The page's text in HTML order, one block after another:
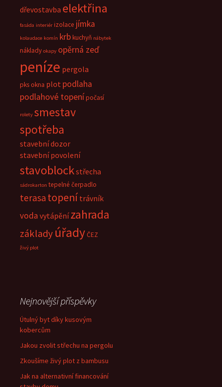
dřevostavba elektřina
fasáda interiér izolace jímka
kolaudace komín krbkuchyň nábytek
náklady okapy opěrná zeď
peníze pergola
pks okna plot podlaha
podlahové topenípočasí
rolety smestav
spotřeba
stavební dozor
stavební povolení
stavoblockstřecha
sádrokarton tepelné čerpadlo
terasa topení trávník
voda vytápění zahrada
základyúřadyČEZ
živý plot
Nejnovější příspěvky
Útulný byt díky kusovým
kobercům
Jakou zvolit střechu na pergolu
Zkoušíme živý plot z bambusu
Jak na alternativní financování